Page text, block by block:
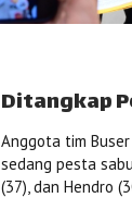
Ditangkap
Anggota tim
sedang pesta
(37), dan Hendro